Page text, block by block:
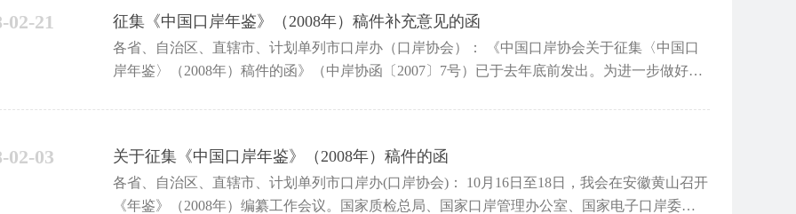
02-21 征集《中国口岸年鉴》（2008年）稿件补充意见的函
各省、自治区、直辖市、计划单列市口岸办（口岸协会）： 《中国口岸协会关于征集〈中国口
岸年鉴〉（2008年）稿件的函》（中岸协函〔2007〕7号）已于去年底前发出。为进一步做好
02-03 关于征集《中国口岸年鉴》（2008年）稿件的函
各省、自治区、直辖市、计划单列市口岸办(口岸协会)： 10月16日至18日，我会在安徽黄山召开
《年鉴》（2008年）编纂工作会议。国家质检总局、国家口岸管理办公室、国家电子口岸委办